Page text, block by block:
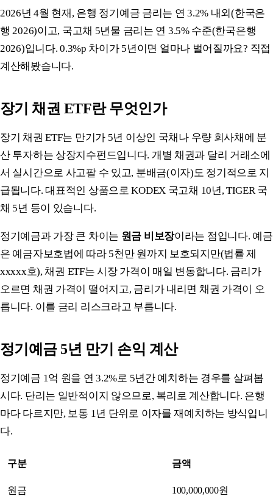
2026년 4월 현재, 은행 정기예금 금리는 연 3.2% 내외(한국은
행 2026)이고, 국고채 5년물 금리는 연 3.5% 수준(한국은행
2026)입니다. 0.3%p 차이가 5년이면 얼마나 벌어질까요? 직접
계산해봤습니다.
장기 채권 ETF란 무엇인가
장기 채권 ETF는 만기가 5년 이상인 국채나 우량 회사채에 분
산 투자하는 상장지수펀드입니다. 개별 채권과 달리 거래소에
서 실시간으로 사고팔 수 있고, 분배금(이자)도 정기적으로 지
급됩니다. 대표적인 상품으로 KODEX 국고채 10년, TIGER 국
채 5년 등이 있습니다.
정기예금과 가장 큰 차이는 원금 비보장이라는 점입니다. 예금
은 예금자보호법에 따라 5천만 원까지 보호되지만(법률 제
xxxxx호), 채권 ETF는 시장 가격이 매일 변동합니다. 금리가
오르면 채권 가격이 떨어지고, 금리가 내리면 채권 가격이 오
릅니다. 이를 금리 리스크라고 부릅니다.
정기예금 5년 만기 손익 계산
정기예금 1억 원을 연 3.2%로 5년간 예치하는 경우를 살펴봅
시다. 단리는 일반적이지 않으므로, 복리로 계산합니다. 은행
마다 다르지만, 보통 1년 단위로 이자를 재예치하는 방식입니
다.
구분 금액
원금 100,000,000원